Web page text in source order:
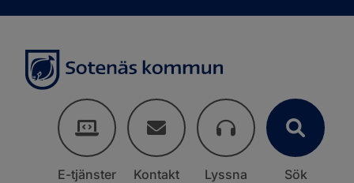
E-tjänster Kontakt Lyssna Sök